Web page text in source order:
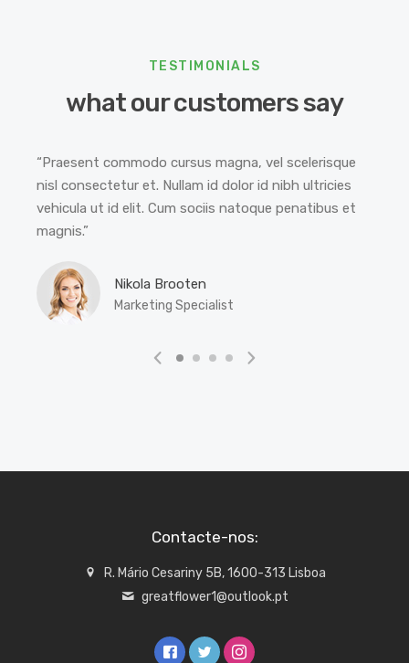
TESTIMONIALS
what our customers say
“Praesent commodo cursus magna, vel scelerisque
nisl consectetur et. Nullam id dolor id nibh ultricies
vehicula ut id elit. Cum sociis natoque penatibus et
magnis.”
Nikola Brooten
Marketing Specialist
Contacte-nos:
R. Mário Cesariny 5B, 1600-313 Lisboa
greatflower1@outlook.pt